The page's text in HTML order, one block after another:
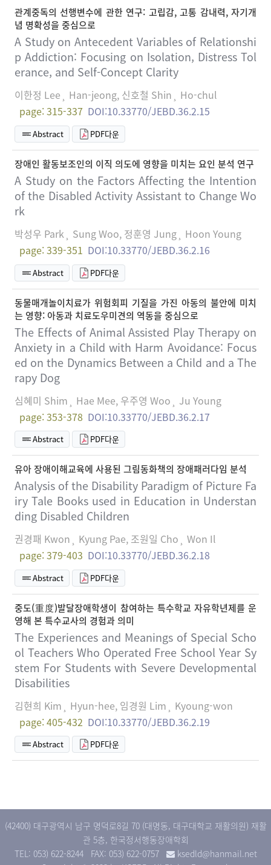
관계중독의 선행변수에 관한 연구: 고립감, 고통 감내력, 자기개
념 명확성을 중심으로
A Study on Antecedent Variables of Relationshi
p Addiction: Focusing on Isolation, Distress Tol
erance, and Self-Concept Clarity
이한정 Lee¸ Han-jeong, 신호철 Shin¸ Ho-chul
page: 315-337 DOI:10.33770/JEBD.36.2.15
Abstract PDF다운
장애인 활동보조인의 이직 의도에 영향을 미치는 요인 분석 연구
A Study on the Factors Affecting the Intention
of the Disabled Activity Assistant to Change Wo
rk
박성우 Park¸ Sung Woo, 정훈영 Jung¸ Hoon Young
page: 339-351 DOI:10.33770/JEBD.36.2.16
Abstract PDF다운
동물매개놀이치료가 위험회피 기질을 가진 아동의 불안에 미치
는 영향: 아동과 치료도우미견의 역동을 중심으로
The Effects of Animal Assisted Play Therapy on
Anxiety in a Child with Harm Avoidance: Focus
ed on the Dynamics Between a Child and a The
rapy Dog
심혜미 Shim¸ Hae Mee, 우주영 Woo¸ Ju Young
page: 353-378 DOI:10.33770/JEBD.36.2.17
Abstract PDF다운
유아 장애이해교육에 사용된 그림동화책의 장애패러다임 분석
Analysis of the Disability Paradigm of Picture Fa
iry Tale Books used in Education in Understan
ding Disabled Children
권경패 Kwon¸ Kyung Pae, 조원일 Cho¸ Won Il
page: 379-403 DOI:10.33770/JEBD.36.2.18
Abstract PDF다운
중도(重度)발달장애학생이 참여하는 특수학교 자유학년제를 운
영해 본 특수교사의 경험과 의미
The Experiences and Meanings of Special Scho
ol Teachers Who Operated Free School Year Sy
stem For Students with Severe Developmental
Disabilities
김현희 Kim¸ Hyun-hee, 임경원 Lim¸ Kyoung-won
page: 405-432 DOI:10.33770/JEBD.36.2.19
Abstract PDF다운
(42400) 대구광역시 남구 명덕로8길 70 (대명동, 대구대학교 재활의원) 재활
관 5층, 한국정서행동장애학회
TEL: 053) 622-8244
FAX: 053) 622-0757
ksedld@hanmail.net